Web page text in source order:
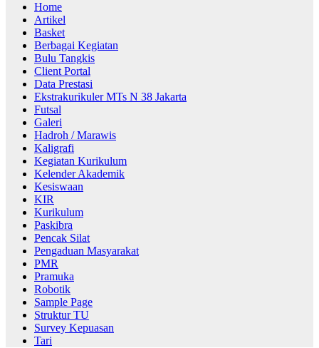
Home
Artikel
Basket
Berbagai Kegiatan
Bulu Tangkis
Client Portal
Data Prestasi
Ekstrakurikuler MTs N 38 Jakarta
Futsal
Galeri
Hadroh / Marawis
Kaligrafi
Kegiatan Kurikulum
Kelender Akademik
Kesiswaan
KIR
Kurikulum
Paskibra
Pencak Silat
Pengaduan Masyarakat
PMR
Pramuka
Robotik
Sample Page
Struktur TU
Survey Kepuasan
Tari